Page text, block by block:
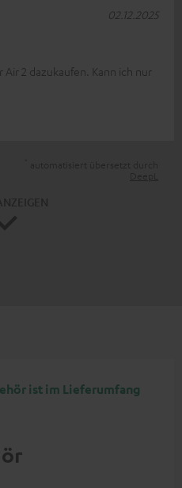
Air 2 dazukaufen. Kann ich nur
02.12.2025
ist im Lieferumfang